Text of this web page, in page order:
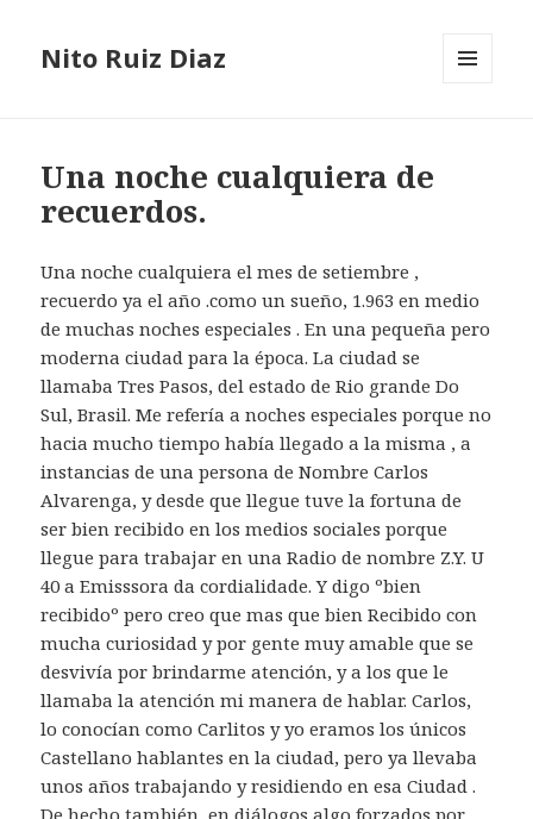
Nito Ruiz Diaz
Una noche cualquiera de
recuerdos.
Una noche cualquiera el mes de setiembre ,
recuerdo ya el año .como un sueño, 1.963 en medio
de muchas noches especiales . En una pequeña pero
moderna ciudad para la época. La ciudad se
llamaba Tres Pasos, del estado de Rio grande Do
Sul, Brasil. Me refería a noches especiales porque no
hacia mucho tiempo había llegado a la misma , a
instancias de una persona de Nombre Carlos
Alvarenga, y desde que llegue tuve la fortuna de
ser bien recibido en los medios sociales porque
llegue para trabajar en una Radio de nombre Z.Y. U
40 a Emisssora da cordialidade. Y digo ºbien
recibidoº pero creo que mas que bien Recibido con
mucha curiosidad y por gente muy amable que se
desvivía por brindarme atención, y a los que le
llamaba la atención mi manera de hablar. Carlos,
lo conocían como Carlitos y yo eramos los únicos
Castellano hablantes en la ciudad, pero ya llevaba
unos años trabajando y residiendo en esa Ciudad .